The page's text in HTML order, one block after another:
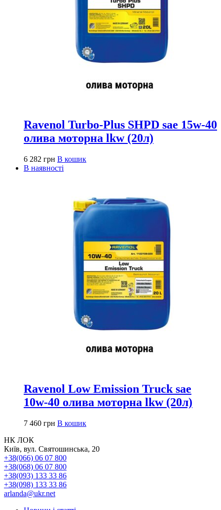
Ravenol Turbo-Plus SHPD sae 15w-40
олива моторна lkw (20л)
6 282 грн В кошик
В наявності
Ravenol Low Emission Truck sae
10w-40 олива моторна lkw (20л)
7 460 грн В кошик
НК ЛОК
Київ, вул. Святошинська, 20
+38(066) 06 07 800
+38(068) 06 07 800
+38(093) 133 33 86
+38(098) 133 33 86
arlanda@ukr.net